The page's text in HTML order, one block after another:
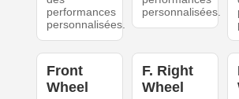
performances
personnalisées.
personnalisées.
Front
Wheel
F. Right
Wheel